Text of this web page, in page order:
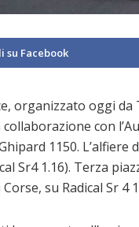
su Facebook
organizzato oggi
collaborazione con
1150.
Sr4 1.16). Terza
su Radical Sr 4